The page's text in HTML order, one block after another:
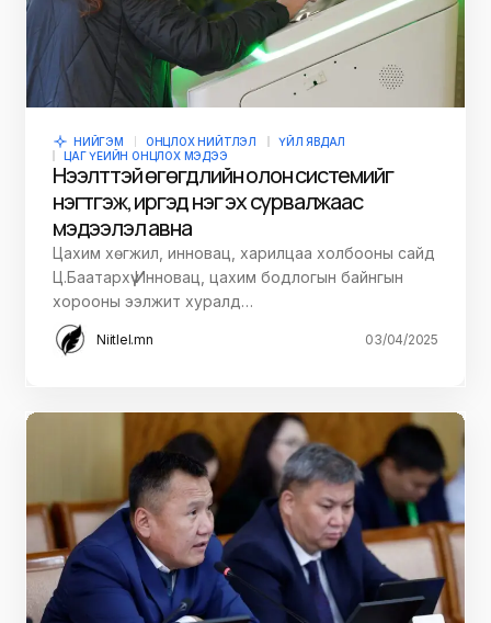
НИЙГЭМ ОНЦЛОХ НИЙТЛЭЛ
ҮЙЛ ЯВДАЛ
ЦАГ ҮЕИЙН ОНЦЛОХ МЭДЭЭ
Нээлттэй өгөгдлийн олон системийг
нэгтгэж, иргэд нэг эх сурвалжаас
мэдээлэл авна
Цахим хөгжил, инновац, харилцаа холбооны сайд
Ц.Баатархүү Инновац, цахим бодлогын байнгын
хорооны ээлжит хуралд…
Niitlel.mn 03/04/2025